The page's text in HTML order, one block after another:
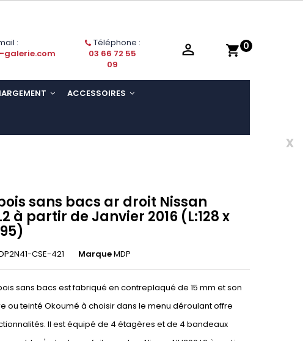
shopping_cart 0
:
galerie.com
Téléphone :
03 66 72 55
09

ACCESSOIRES
x
sans bacs ar droit Nissan
à partir de Janvier 2016 (L:128 x
CSE-421 MarqueMDP
sans bacs est fabriqué en contreplaqué de 15 mm et son
ou teinté Okoumé à choisir dans le menu déroulant offre
Il est équipé de 4 étagères et de 4 bandeaux